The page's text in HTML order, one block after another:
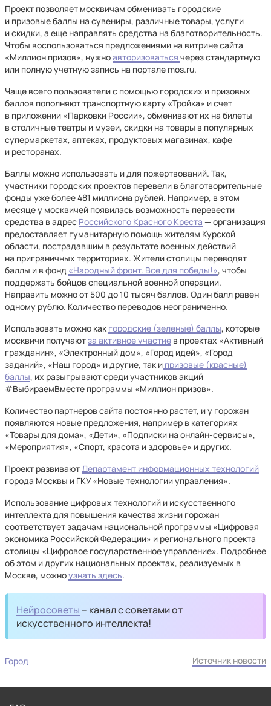
Проект позволяет москвичам обменивать городские
и призовые баллы на сувениры, различные товары, услуги
и скидки, а еще направлять средства на благотворительность.
Чтобы воспользоваться предложениями на витрине сайта
«Миллион призов», нужноавторизоваться через стандартную
или полную учетную запись на портале mos.ru.
Чаще всего пользователи с помощью городских и призовых
баллов пополняют транспортную карту «Тройка» и счет
в приложении «Парковки России», обменивают их на билеты
в столичные театры и музеи, скидки на товары в популярных
супермаркетах, аптеках, продуктовых магазинах, кафе
и ресторанах.
Баллы можно использовать и для пожертвований. Так,
участники городских проектов перевели в благотворительные
фонды уже более 481 миллиона рублей. Например, в этом
месяце у москвичей появилась возможность перевести
средства в адрес Российского Красного Креста — организация
предоставляет гуманитарную помощь жителям Курской
области, пострадавшим в результате военных действий
на приграничных территориях. Жители столицы переводят
баллы и в фонд «Народный фронт. Все для победы!», чтобы
поддержать бойцов специальной военной операции.
Направить можно от 500 до 10 тысяч баллов. Один балл равен
одному рублю. Количество переводов неограниченно.
Использовать можно как городские (зеленые) баллы, которые
москвичи получаютза активное участие в проектах «Активный
гражданин», «Электронный дом», «Город идей», «Город
заданий», «Наш город» и другие, так и призовые (красные)
баллы, их разыгрывают среди участников акций
#ВыбираемВместе программы «Миллион призов».
Количество партнеров сайта постоянно растет, и у горожан
появляются новые предложения, например в категориях
«Товары для дома», «Дети», «Подписки на онлайн-сервисы»,
«Мероприятия», «Спорт, красота и здоровье» и других.
Проект развиваютДепартамент информационных технологий
города Москвы и ГКУ «Новые технологии управления».
Использование цифровых технологий и искусственного
интеллекта для повышения качества жизни горожан
соответствует задачам национальной программы «Цифровая
экономика Российской Федерации» и регионального проекта
столицы «Цифровое государственное управление». Подробнее
об этом и других национальных проектах, реализуемых в
Москве, можноузнать здесь.
Нейросоветы – канал с советами от
искусственного интеллекта!
Город Источник новости